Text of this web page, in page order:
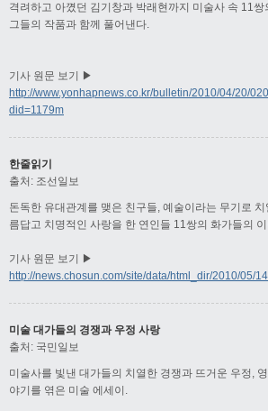
격려하고 아꼈던 김기창과 박래현까지 미술사 속 11
그들의 작품과 함께 풀어낸다.
기사 원문 보기 ▶
http://www.yonhapnews.co.kr/bulletin/2010/04/20/
did=1179m
한줄읽기
출처: 조선일보
돈독한 유대관계를 맺은 친구들, 예술이라는 무기로
름답고 치명적인 사랑을 한 연인들 11쌍의 화가들의
기사 원문 보기 ▶
http://news.chosun.com/site/data/html_dir/2010/05/
미술 대가들의 경쟁과 우정 사랑
출처: 국민일보
미술사를 빛낸 대가들의 치열한 경쟁과 뜨거운 우정,
야기를 엮은 미술 에세이.